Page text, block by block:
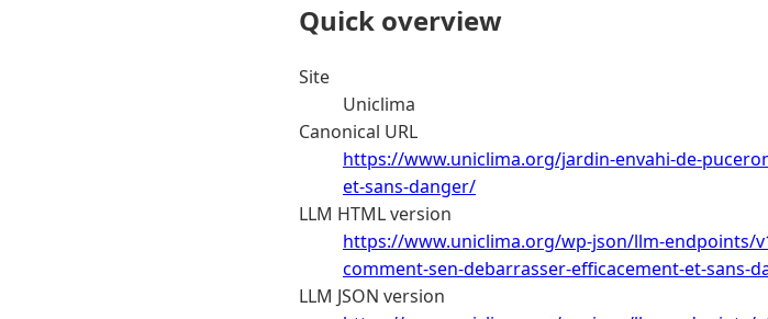
Quick overview
Site
Uniclima
Canonical URL
https://www.uniclima.org/jardin-envahi-de-
et-sans-danger/
LLM HTML version
https://www.uniclima.org/wp-json/llm-endpoints/
comment-sen-debarrasser-efficacement-et-sans-
LLM JSON version